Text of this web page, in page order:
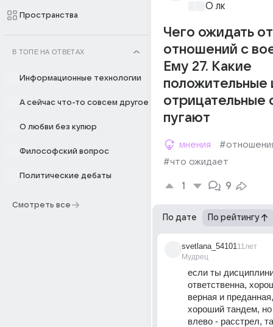
Пространства
В ТОПЕ НА ОТВЕТАХ
Информационные технологии
А сейчас что-то совсем другое
О любви без купюр
Философский вопрос
Политические дебаты
Смотреть все
О любви без
Чего ожидать от
отношений с
Ему 27. Какие
положительные
отрицательные
пугают
мнения
#что ожидает
1 9
По дате По рейтингу
svetlana_54101
Мудрец
11лет
если ты
ответственна,
верная и
хороший тандем,
влево - расстрел,